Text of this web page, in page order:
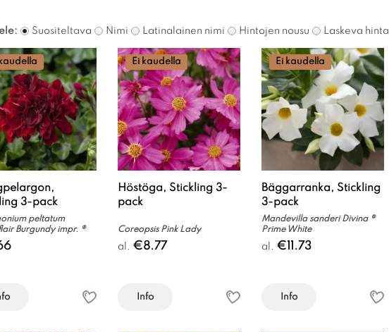
Suositeltava Nimi Latinalainen nimi Hintojen nousu Laskeva hinta
3-pack
peltatum
Burgundy impr. ®
Ei kaudella
Höstöga, Stickling 3-
pack
Coreopsis Pink Lady
al. €8.77
Info
Ei kaudella
Bäggarranka, Stickling
3-pack
Mandevilla sanderi Divina ®
Prime White
al. €11.73
Info